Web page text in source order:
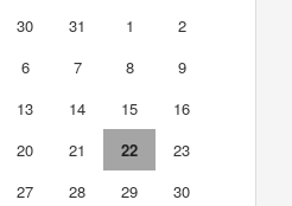
30 31 1
2
6 7 8
9
13 14 15
16
20 21 22
23
27 28 29
30